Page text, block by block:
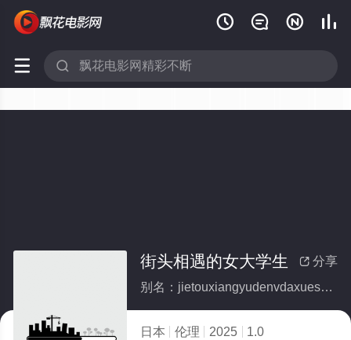
   
 
 分享
街头相遇的女大学生
别名：jietouxiangyudenvdaxuesheng
日本 伦理 2025
1.0